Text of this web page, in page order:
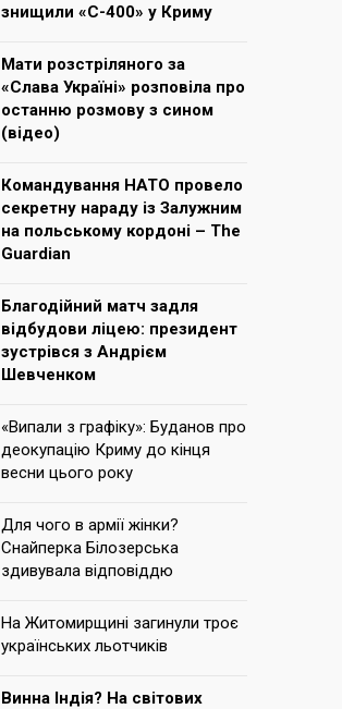
знищили «С-400» у Криму
Мати розстріляного за
«Слава Україні» розповіла про
останню розмову з сином
(відео)
Командування НАТО провело
секретну нараду із Залужним
на польському кордоні – The
Guardian
Благодійний матч задля
відбудови ліцею: президент
зустрівся з Андрієм
Шевченком
«Випали з графіку»: Буданов про
деокупацію Криму до кінця
весни цього року
Для чого в армії жінки?
Снайперка Білозерська
здивувала відповіддю
На Житомирщині загинули троє
українських льотчиків
Винна Індія? На світових